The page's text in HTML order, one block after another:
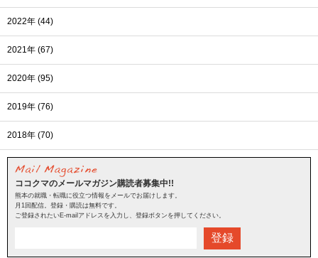
2022年 (44)
2021年 (67)
2020年 (95)
2019年 (76)
2018年 (70)
ココクマのメールマガジン購読者募集中!!
熊本の就職・転職に役立つ情報をメールでお届けします。
月1回配信。登録・購読は無料です。
ご登録されたいE-mailアドレスを入力し、登録ボタンを押してください。
登録